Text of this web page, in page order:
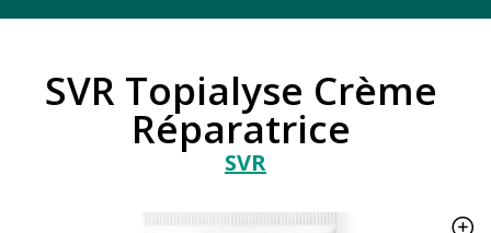
SVR Topialyse Crème
Réparatrice
SVR